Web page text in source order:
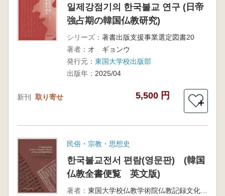
일제강점기의 한국불교 연구 (日帝
強占期の韓国仏教研究)
シリーズ： 著書出版支援事業選定図書20
著者： オ ギョンウ
発行元： 東国大学校出版部
出版年： 2025/04
新刊 取り寄せ 5,500 円
＋
民俗・宗教・思想史
한국불교전서 편람(영문판) (韓国
仏教全書便覧 英文版)
著者：
東国大学校仏教学術院仏教記録文化遺産アーカイブ事業